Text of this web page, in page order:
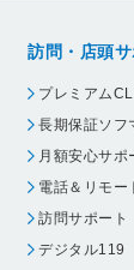
訪問・店頭サ
プレミアム
長期保証ソフ
月額安心サポ
電話＆リモー
訪問サポート
デジタル119